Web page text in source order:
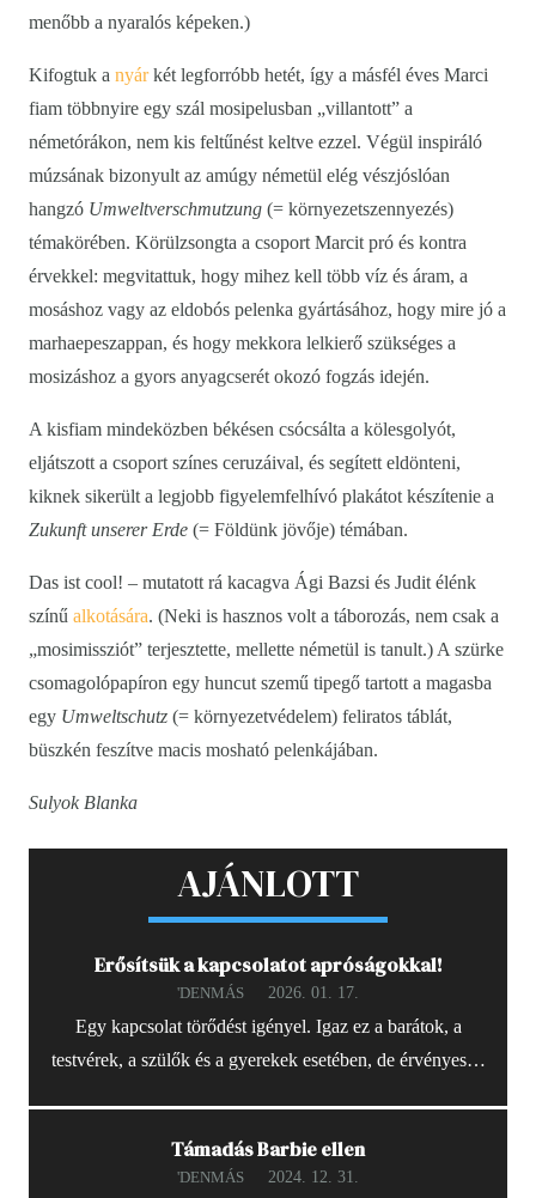
menőbb a nyaralós képeken.)
Kifogtuk a nyárkét legforróbb hetét, így a másfél éves Marci
fiam többnyire egy szál mosipelusban „villantott” a
németórákon, nem kis feltűnést keltve ezzel. Végül inspiráló
múzsának bizonyult az amúgy németül elég vészjóslóan
hangzó Umweltverschmutzung (= környezetszennyezés)
témakörében. Körülzsongta a csoport Marcit pró és kontra
érvekkel: megvitattuk, hogy mihez kell több víz és áram, a
mosáshoz vagy az eldobós pelenka gyártásához, hogy mire jó a
marhaepeszappan, és hogy mekkora lelkierő szükséges a
mosizáshoz a gyors anyagcserét okozó fogzás idején.
A kisfiam mindeközben békésen csócsálta a kölesgolyót,
eljátszott a csoport színes ceruzáival, és segített eldönteni,
kiknek sikerült a legjobb figyelemfelhívó plakátot készítenie a
Zukunft unserer Erde (= Földünk jövője) témában.
Das ist cool! – mutatott rá kacagva Ági Bazsi és Judit élénk
színű alkotására. (Neki is hasznos volt a táborozás, nem csak a
„mosimissziót” terjesztette, mellette németül is tanult.) A szürke
csomagolópapíron egy huncut szemű tipegő tartott a magasba
egy Umweltschutz (= környezetvédelem) feliratos táblát,
büszkén feszítve macis mosható pelenkájában.
Sulyok Blanka
AJÁNLOTT
Erősítsük a kapcsolatot apróságokkal!
'DENMÁS 2026. 01. 17.
Egy kapcsolat törődést igényel. Igaz ez a barátok, a
testvérek, a szülők és a gyerekek esetében, de érvényes…
Támadás Barbie ellen
'DENMÁS 2024. 12. 31.